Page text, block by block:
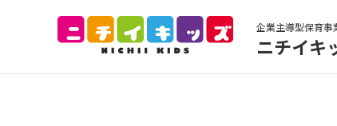
企業主導型保育事
ニチイキ